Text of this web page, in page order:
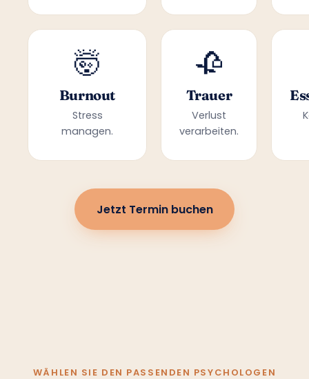
🤯
Burnout
Stress
managen.
🥀
Trauer
Verlust
verarbeiten.
Jetzt Termin buchen
WÄHLEN SIE DEN PASSENDEN PSYCHOLOGEN